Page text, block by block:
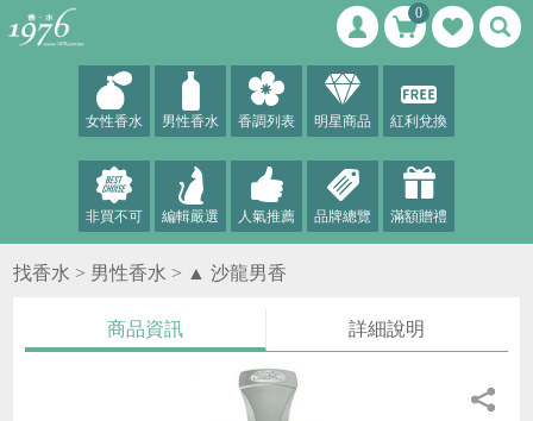
0
女性香水 男性香水 香調列表 明星商品 紅利兌換
非買不可 編輯嚴選 人氣推薦 品牌總覽 滿額贈禮
找香水 > 男性香水 > ▲ 沙龍男香
商品資訊 詳細說明